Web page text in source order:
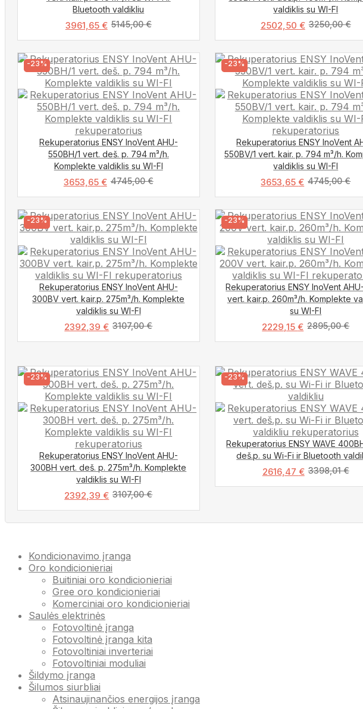
Bluetooth valdikliu
3961,65 € 5145,00€
valdiklis su WI-FI
2502,50 € 3250,00€
-23%
Rekuperatorius ENSY InoVent AHU-
550BH/1 vert. deš. p. 794 m³/h.
Komplekte valdiklis su WI-FI
3653,65 € 4745,00€
-23%
Rekuperatorius ENSY InoVent
550BV/1 vert. kair. p. 794 m³/h.
valdiklis su WI-FI
3653,65 € 4745,00€
-23%
Rekuperatorius ENSY InoVent AHU-
300BV vert. kair.p. 275m³/h. Komplekte
valdiklis su WI-FI
2392,39 € 3107,00€
-23%
Rekuperatorius ENSY InoVent
vert. kair.p. 260m³/h. Komplekte
su WI-FI
2229,15 € 2895,00€
-23%
Rekuperatorius ENSY InoVent AHU-
300BH vert. deš. p. 275m³/h. Komplekte
valdiklis su WI-FI
2392,39 € 3107,00€
-23%
Rekuperatorius ENSY WAVE
deš.p. su Wi-Fi ir Bluetooth
2616,47 € 3398,01€
Kondicionavimo įranga
Oro kondicionieriai
Buitiniai oro kondicionieriai
Gree oro kondicionieriai
Komerciniai oro kondicionieriai
Saulės elektrinės
Fotovoltinė įranga
Fotovoltinė įranga kita
Fotovoltiniai inverteriai
Fotovoltiniai moduliai
Šildymo įranga
Šilumos siurbliai
Atsinaujinančios energijos įranga